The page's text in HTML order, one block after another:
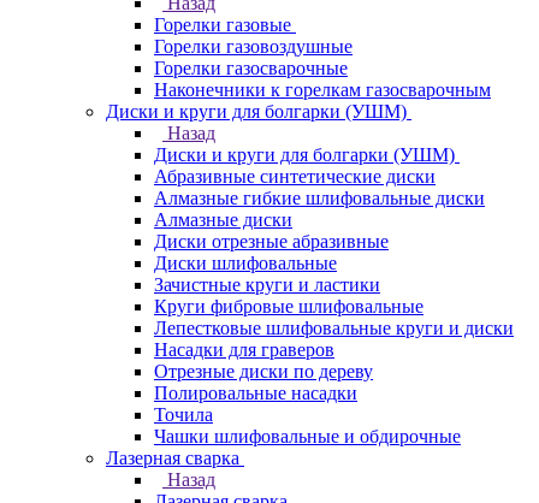
Горелки газовые
Горелки газовоздушные
Горелки газосварочные
Наконечники к горелкам газосварочным
Диски и круги для болгарки (УШМ)
Назад
Диски и круги для болгарки (УШМ)
Абразивные синтетические диски
Алмазные гибкие шлифовальные диски
Алмазные диски
Диски отрезные абразивные
Диски шлифовальные
Зачистные круги и ластики
Круги фибровые шлифовальные
Лепестковые шлифовальные круги и диски
Насадки для граверов
Отрезные диски по дереву
Полировальные насадки
Точила
Чашки шлифовальные и обдирочные
Лазерная сварка
Назад